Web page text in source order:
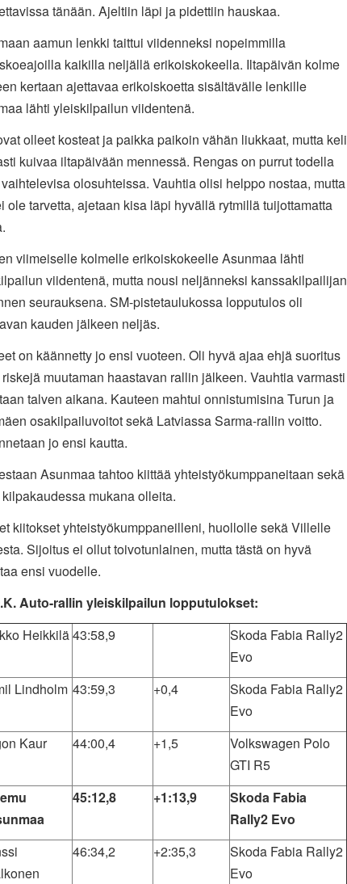
tänään. Ajeltiin läpi ja pidettiin hauskaa.
aamun lenkki taittui viidenneksi nopeimmilla
kaikilla neljällä erikoiskokeella. Iltapäivän kolme
kertaan ajettavaa erikoiskoetta sisältävälle lenkille
lähti yleiskilpailun viidentenä.
olleet kosteat ja paikka paikoin vähän liukkaat, mutta keli
kuivaa iltapäivään mennessä. Rengas on purrut todella
olosuhteissa. Vauhtia olisi helppo nostaa, mutta
ole tarvetta, ajetaan kisa läpi hyvällä rytmillä tuijottamatta
viimeiselle kolmelle erikoiskokeelle Asunmaa lähti
viidentenä, mutta nousi neljänneksi kanssakilpailijan
seurauksena. SM-pistetaulukossa lopputulos oli
kauden jälkeen neljäs.
on käännetty jo ensi vuoteen. Oli hyvä ajaa ehjä suoritus
muutaman haastavan rallin jälkeen. Vauhtia varmasti
talven aikana. Kauteen mahtui onnistumisina Turun ja
osakilpailuvoitot sekä Latviassa Sarma-rallin voitto.
jo ensi kautta.
Asunmaa tahtoo kiittää yhteistyökumppaneitaan sekä
mukana olleita.
kiitokset yhteistyökumppaneilleni, huollolle sekä Villelle
Sijoitus ei ollut toivotunlainen, mutta tästä on hyvä
ensi vuodelle.
Auto-rallin yleiskilpailun lopputulokset:
Heikkilä43:58,9
Skoda Fabia Rally2
Evo
Lindholm 43:59,3 +0,4
Skoda Fabia Rally2
Evo
Kaur 44:00,4 +1,5
Volkswagen Polo
GTI R5
45:12,8 +1:13,9
Skoda Fabia
Rally2 Evo
46:34,2 +2:35,3
Skoda Fabia Rally2
Evo